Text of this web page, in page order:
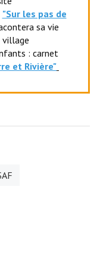
"Sur les pas de
sa vie
village
: carnet
et Rivière"